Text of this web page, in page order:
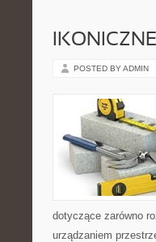
POSTED BY ADMIN
dotyczące zarówno
urządzaniem